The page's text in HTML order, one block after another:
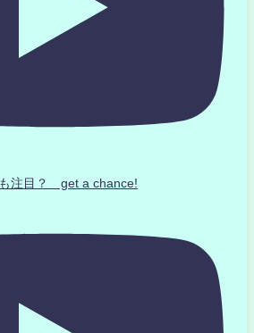
注目？ get a chance!